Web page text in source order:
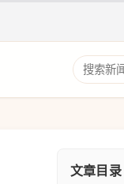
搜索新闻
文章目录